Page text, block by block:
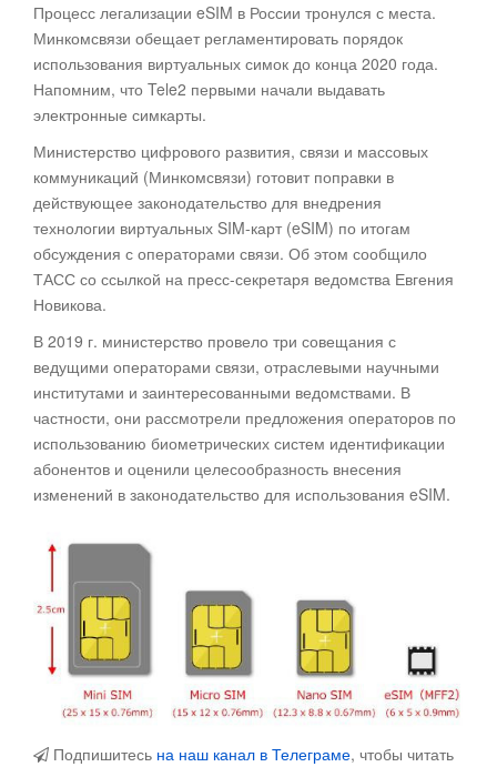
Процесс легализации eSIM в России тронулся с места.
Минкомсвязи обещает регламентировать порядок
использования виртуальных симок до конца 2020 года.
Напомним, что Tele2 первыми начали выдавать
электронные симкарты.
Министерство цифрового развития, связи и массовых
коммуникаций (Минкомсвязи) готовит поправки в
действующее законодательство для внедрения
технологии виртуальных SIM-карт (eSIM) по итогам
обсуждения с операторами связи. Об этом сообщило
ТАСС со ссылкой на пресс-секретаря ведомства Евгения
Новикова.
В 2019 г. министерство провело три совещания с
ведущими операторами связи, отраслевыми научными
институтами и заинтересованными ведомствами. В
частности, они рассмотрели предложения операторов по
использованию биометрических систем идентификации
абонентов и оценили целесообразность внесения
изменений в законодательство для использования eSIM.
Подпишитесь на наш канал в Телеграме, чтобы читать